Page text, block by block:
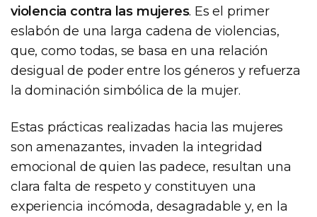
violencia contra las mujeres. Es el primer
eslabón de una larga cadena de violencias,
que, como todas, se basa en una relación
desigual de poder entre los géneros y refuerza
la dominación simbólica de la mujer.
Estas prácticas realizadas hacia las mujeres
son amenazantes, invaden la integridad
emocional de quien las padece, resultan una
clara falta de respeto y constituyen una
experiencia incómoda, desagradable y, en la